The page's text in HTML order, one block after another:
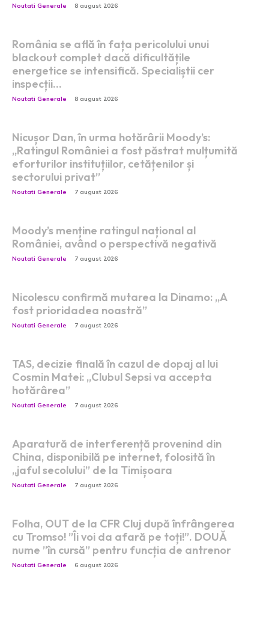
Noutati Generale 8 august 2026
România se află în fața pericolului unui
blackout complet dacă dificultățile
energetice se intensifică. Specialiștii cer
inspecții…
Noutati Generale 8 august 2026
Nicușor Dan, în urma hotărârii Moody’s:
„Ratingul României a fost păstrat mulțumită
eforturilor instituțiilor, cetățenilor și
sectorului privat”
Noutati Generale 7 august 2026
Moody’s menține ratingul național al
României, având o perspectivă negativă
Noutati Generale 7 august 2026
Nicolescu confirmă mutarea la Dinamo: „A
fost prioridadea noastră”
Noutati Generale 7 august 2026
TAS, decizie finală în cazul de dopaj al lui
Cosmin Matei: „Clubul Sepsi va accepta
hotărârea”
Noutati Generale 7 august 2026
Aparatură de interferență provenind din
China, disponibilă pe internet, folosită în
„jaful secolului” de la Timișoara
Noutati Generale 7 august 2026
Folha, OUT de la CFR Cluj după înfrângerea
cu Tromso! ”Îi voi da afară pe toți!”. DOUĂ
nume ”în cursă” pentru funcția de antrenor
Noutati Generale 6 august 2026